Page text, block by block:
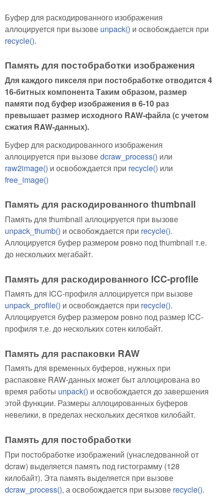
Буфер для раскодированного изображения
аллоцируется при вызове unpack() и освобождается при
recycle().
Память для постобработки изображения
Для каждого пикселя при постобработке отводится 4
16-битных компонентаТаким образом, размер
памяти под буфер изображения в 6-10 раз
превышает размер исходного RAW-файла (с учетом
сжатия RAW-данных).
Буфер для раскодированного изображения
аллоцируется при вызовеdcraw_process() или
raw2image() и освобождается при recycle() или
free_image()
Память для раскодированного thumbnail
Память для thumbnail аллоцируется при вызове
unpack_thumb() и освобождается при recycle().
Аллоцируется буфер размером ровно под thumbnail т.е.
до нескольких мегабайт.
Память для раскодированного ICC-profile
Память для ICC-профиля аллоцируется при вызове
unpack_profile() и освобождается при recycle().
Аллоцируется буфер размером ровно под размер ICC-
профиля т.е. до нескольких сотен килобайт.
Память для распаковки RAW
Память для временных буферов, нужных при
распаковке RAW-данных может быт аллоцирована во
время работы unpack() и освобождается до завершения
этой функции. Размеры аллоцированных буферов
невелики, в пределах нескольких десятков килобайт.
Память для постобработки
При постобработке изображений (унаследованной от
dcraw) выделяется память под гистограмму (128
килобайт). Эта память выделяется при вызове
dcraw_process(), а освобождается при вызове recycle().